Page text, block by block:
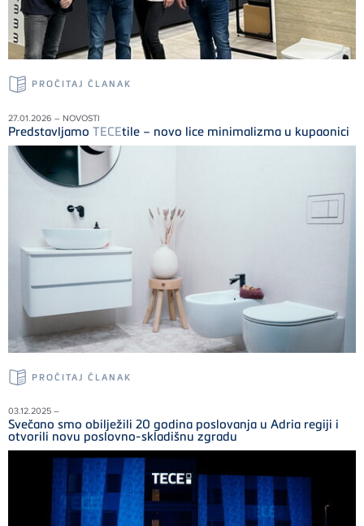
PROČITAJ ČLANAK
27.01.2026 – NOVOSTI
Predstavljamo TECEtile – novo lice minimalizma u kupaonici
PROČITAJ ČLANAK
03.12.2025 –
Svečano smo obilježili 20 godina poslovanja u Adria regiji i
otvorili novu poslovno-skladišnu zgradu